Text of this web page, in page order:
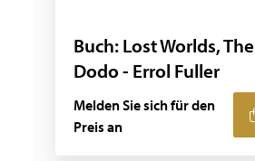
Buch: Lost Worlds, The
Dodo - Errol Fuller
Melden Sie sich für den
Preis an